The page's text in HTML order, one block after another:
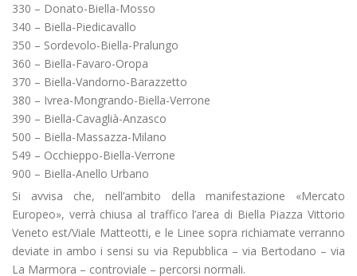
330 – Donato-Biella-Mosso
340 – Biella-Piedicavallo
350 – Sordevolo-Biella-Pralungo
360 – Biella-Favaro-Oropa
370 – Biella-Vandorno-Barazzetto
380 – Ivrea-Mongrando-Biella-Verrone
390 – Biella-Cavaglià-Anzasco
500 – Biella-Massazza-Milano
549 – Occhieppo-Biella-Verrone
900 – Biella-Anello Urbano
Si avvisa che, nell’ambito della manifestazione «Mercato
Europeo», verrà chiusa al traffico l’area di Biella Piazza Vittorio
Veneto est/Viale Matteotti, e le Linee sopra richiamate verranno
deviate in ambo i sensi su via Repubblica – via Bertodano – via
La Marmora – controviale – percorsi normali.